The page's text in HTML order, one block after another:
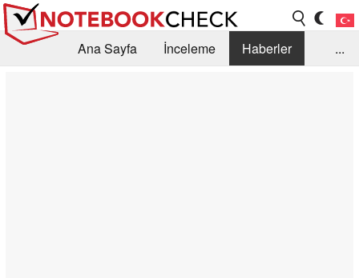
Ana Sayfa İnceleme
Haberler
...